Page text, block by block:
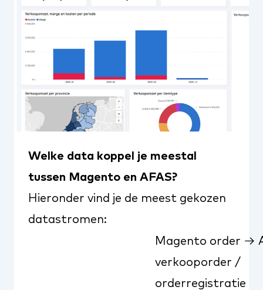
Welke data koppel je meestal
tussen Magento en AFAS?
Hieronder vind je de meest gekozen
datastromen:
Magento order →
verkooporder /
orderregistratie